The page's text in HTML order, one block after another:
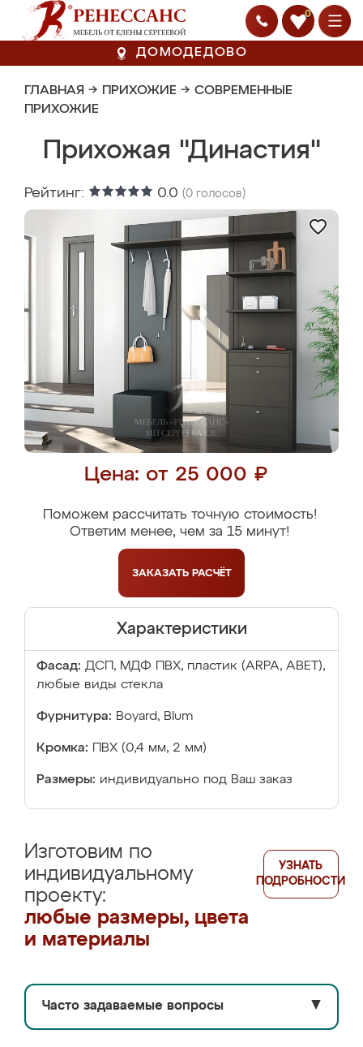
0
ДОМОДЕДОВО
ГЛАВНАЯ → ПРИХОЖИЕ → СОВРЕМЕННЫЕ
ПРИХОЖИЕ
Прихожая "Династия"
Рейтинг: 0.0 (0 голосов)
Цена: от 25 000 ₽
Поможем рассчитать точную стоимость!
Ответим менее, чем за 15 минут!
ЗАКАЗАТЬ РАСЧЁТ
Характеристики
Фасад: ДСП, МДФ ПВХ, пластик (ARPA, ABET),
любые виды стекла
Фурнитура: Boyard, Blum
Кромка: ПВХ (0,4 мм, 2 мм)
Размеры: индивидуально под Ваш заказ
Изготовим по
индивидуальному
проекту:
любые размеры, цвета
и материалы
УЗНАТЬ
ПОДРОБНОСТИ
Часто задаваемые вопросы ▼